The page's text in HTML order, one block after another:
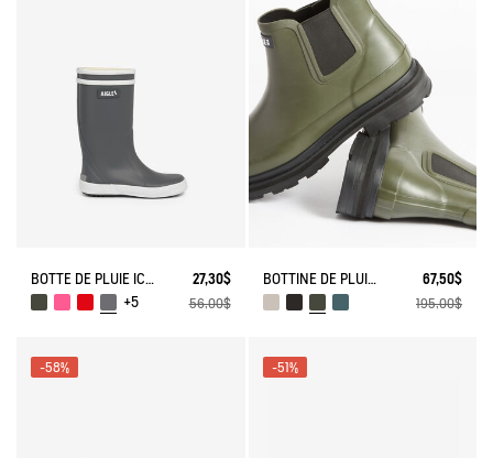
BOTTE DE PLUIE ICONIQUE LOLLY POP
27,30$
+5
56,00$
BOTTINE DE PLUIE SOFT RAIN 2
67,50$
195,00$
-58% -51%